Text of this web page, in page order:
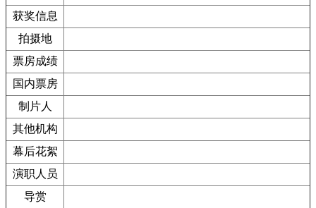
获奖信息
拍摄地
票房成绩
国内票房
制片人
其他机构
幕后花絮
演职人员
导赏